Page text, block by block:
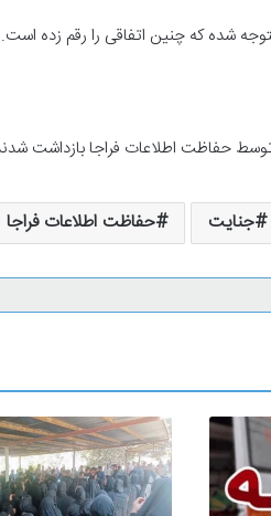
شده که چنین اتفاقی را رقم زده ‌است.
توسط حفاظت اطلاعات فراجا بازداشت
جنایت حفاظت اطلاعات فراجا